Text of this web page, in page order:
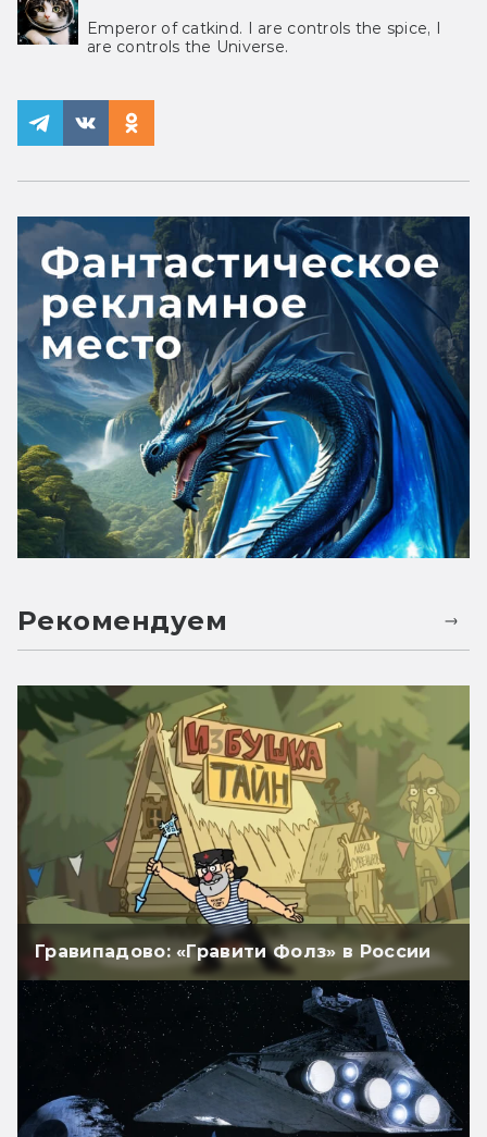
Emperor of catkind. I are controls the spice, I
are controls the Universe.
Рекомендуем
Гравипадово: «Гравити Фолз» в России